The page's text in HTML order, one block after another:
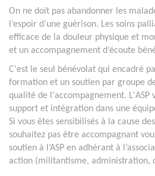
On ne doit pas abandonner les
l’espoir d’une guérison. Les soins
efficace de la douleur physique et
et un accompagnement d’écoute
C'est le seul bénévolat qui encadré
formation et un soutien par groupe
qualité de l'accompagnement. L'ASP
support et intégration dans une
Si vous êtes sensibilisés à la cause
souhaitez pas être accompagnant
soutien à l’ASP en adhérant à
action (militantisme, administration,